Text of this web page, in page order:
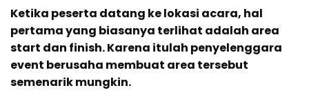
Ketika peserta datang ke lokasi acara, hal
pertama yang biasanya terlihat adalah area
start dan finish. Karena itulah penyelenggara
event berusaha membuat area tersebut
semenarik mungkin.